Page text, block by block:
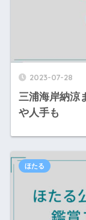
2023-07-28
三浦海岸納涼
や人手も
ほたる